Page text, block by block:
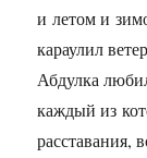
и летом и
караулил
Абдулка
каждый из
расставания,